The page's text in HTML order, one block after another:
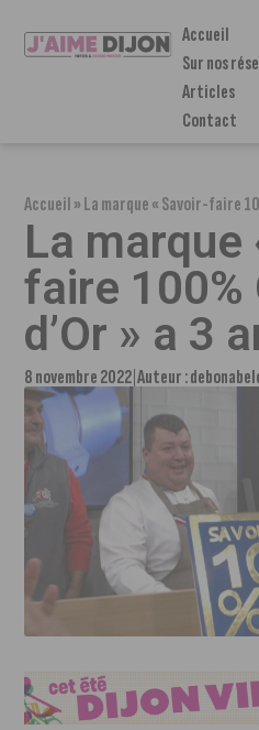
Accueil
Sur nos
Articles
Contact
Accueil»La marque « Savoir-faire
La marque
faire 100%
d’Or » a 3
8 novembre 2022 Auteur :